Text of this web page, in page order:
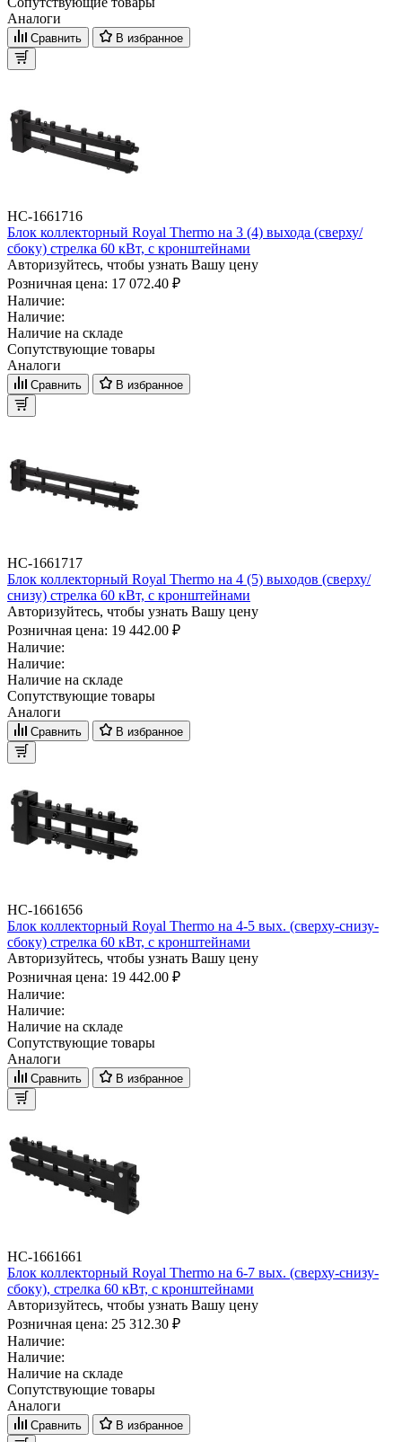
Аналоги
Сравнить В избранное
НС-1661716
Блок коллекторный Royal Thermo на 3 (4) выхода (сверху/
сбоку) стрелка 60 кВт, с кронштейнами
Авторизуйтесь, чтобы узнать Вашу цену
Розничная цена: 17 072.40 ₽
Наличие:
Наличие:
Наличие на складе
Сопутствующие товары
Аналоги
Сравнить В избранное
НС-1661717
Блок коллекторный Royal Thermo на 4 (5) выходов (сверху/
снизу) стрелка 60 кВт, с кронштейнами
Авторизуйтесь, чтобы узнать Вашу цену
Розничная цена: 19 442.00 ₽
Наличие:
Наличие:
Наличие на складе
Сопутствующие товары
Аналоги
Сравнить В избранное
НС-1661656
Блок коллекторный Royal Thermo на 4-5 вых. (сверху-снизу-
сбоку) стрелка 60 кВт, с кронштейнами
Авторизуйтесь, чтобы узнать Вашу цену
Розничная цена: 19 442.00 ₽
Наличие:
Наличие:
Наличие на складе
Сопутствующие товары
Аналоги
Сравнить В избранное
НС-1661661
Блок коллекторный Royal Thermo на 6-7 вых. (сверху-снизу-
сбоку), стрелка 60 кВт, с кронштейнами
Авторизуйтесь, чтобы узнать Вашу цену
Розничная цена: 25 312.30 ₽
Наличие:
Наличие:
Наличие на складе
Сопутствующие товары
Аналоги
Сравнить В избранное